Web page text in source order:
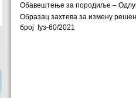
Обавештење за породиље –
Образац захтева за измену
број Iуз-60/2021